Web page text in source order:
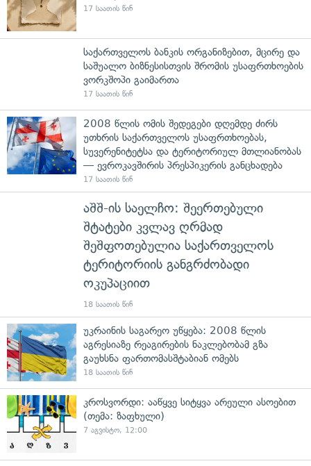
17 საათის წინ
საქართველოს ბანკის ორგანიზებით, მცირე და
საშუალო ბიზნესისთვის შრომის უსაფრთხოების
ვორკშოპი გაიმართა
17 საათის წინ
2008 წლის ომის შედეგები დღემდე ძირს
უთხრის საქართველოს უსაფრთხოებას,
სუვერენიტეტსა და ტერიტორიულ მთლიანობას
— ევროკავშირის პრესპიკერის განცხადება
17 საათის წინ
აშშ-ის საელჩო: შეერთებული
შტატები კვლავ ღრმად
შეშფოთებულია საქართველოს
ტერიტორიის განგრძობადი
ოკუპაციით
18 საათის წინ
უკრაინის საგარეო უწყება: 2008 წლის
აგრესიაზე რეაგირების ნაკლებობამ გზა
გაუხსნა ფართომასშტაბიან ომებს
18 საათის წინ
კროსვორდი: ააწყვე სიტყვა არეული ასოებით
(თემა: ზაფხული)
7 აგვისტო, 12:00